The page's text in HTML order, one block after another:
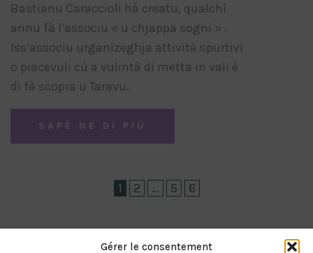
Gérer le consentement
Bastianu Caraccioli hà creatu, qualchì
annu fà l’associu « u chjappa sogni » .
Iss’associu urganizeghja attività spurtivi
o piacevuli cù a vulintà di metta in vali è
di fà scopra u Taravu.
SAPÈ NE DI PIÙ
1 2 … 5 6